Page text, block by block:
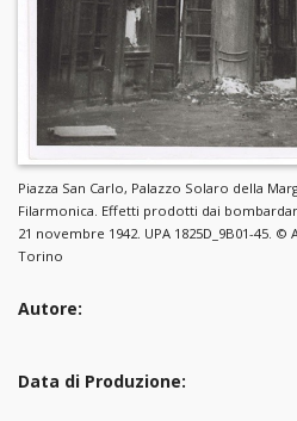
Piazza San Carlo, Palazzo Solaro della
Filarmonica. Effetti prodotti dai
21 novembre 1942. UPA 1825D_9B01-45.
Torino
Autore:
Data di Produzione: